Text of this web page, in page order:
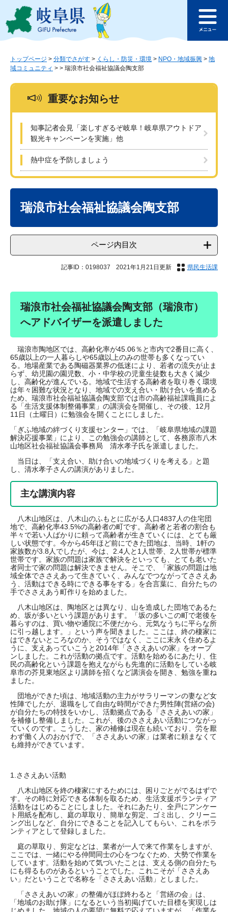
ジ
ュ
このページの本文へ
ュ
トップページ > 分類でさがす > くらし・防災・環境 > NPO・地域振興 > 地
域コミュニティ > > 瑞浪市社会福祉協議会陶支部
重要なお知らせ
知事記者会見「楽しすぎるぞ岐阜！岐阜県アウトドア
観光キャンペーンを実施」他
熱中症を予防しましょう
瑞浪市社会福祉協議会陶支部
ページ内目次
記事ID：0198037 2021年1月21日更新 県民生活課
瑞浪市社会福祉協議会陶支部（瑞浪市）
へアドバイザーを派遣しました
瑞浪市陶地区では、高齢化率が45.06％と市内で2番目に高く、
65歳以上の一人暮らしや65歳以上のみの世帯も多くなってい
る。地場産業である陶磁器業界の低迷により、若者の流失が止ま
らず、幼児園の園児数、小・中学校の児童生徒数も大きく減少
し、高齢化が進んでいる。地域で生活する高齢者を取り巻く環境
は年々困難な状況となり、地域での支え合い・助け合いを進める
ため、瑞浪市社会福祉協議会陶支部では市の高齢福祉課職員によ
る「生活支援体制整備事業」の講演会を開催し、その後、12月
11日（土曜日）に勉強会を開くことにしました。
「ぎふ地域の絆づくり支援センター」では、「岐阜県地域の課題
解決応援事業」により、この勉強会の講師として、各務原市八木
山地区社会福祉協議会事務局 清水孝子氏を派遣しました。
当日は、「支え合い、助け合いの地域づくりを考える」と題
し、清水孝子さんの講演がありました。
主な講演内容
八木山地区は、八木山のふもとに広がる人口4837人の住宅団
地で、高齢化率43.5%の高齢者の町です。高齢者と若者の割合も
半々で若い人ばかりに頼って高齢者が生きていくには、とても厳
しい状態です。今から45年ほど前にできた団地は、当時、1軒の
家族数が3.8人でしたが、今は、2.4人と1人世帯、2人世帯が標準
世帯です。家族の問題は家族で解決をといっても、とても老いた
者同士で家の問題は解決できません。そこで、「家族の問題は地
域全体でささえあって生きていく、みんなでつながってささえあ
う、活動はできる時にできる事をする」を合言葉に、自分たちの
手でささえあう町作りを始めました。
八木山地区は、陶地区とは異なり、山を造成した団地であるた
め、坂が多いという課題があります。「坂の多いこの町で老後を
暮らすのは、買い物や通院に不便だから、元気なうちに平らな所
に引っ越します。」という声を聞きました。ここは、終の棲家に
はできないところなのか、そうではなく、ここに末永く住めるよ
うに、支えあっていこうと2014年「ささえあいの家」をオープ
ンしました。これが活動の拠点です。活動を始めるにあたり、住
民の高齢化という課題を抱えながらも先進的に活動をしている岐
阜市の芥見東地区より講師を招くなど講演会を開き、勉強を重ね
ました。
団地ができた頃は、地域活動の主力がサラリーマンの妻など女
性陣でしたが、退職をして自由な時間ができた男性陣(営繕の会)
が自分たちの特技をいかし、活動拠点である「ささえあいの家」
を補修し整備しました。これが、後のささえあい活動につながっ
ていくのです。こうした、家の補修は現在も続いており、労を厭
わず働く人のおかげで、「ささえあいの家」は業者に頼まなくて
も維持ができています。
1.ささえあい活動
八木山地区を終の棲家にするためには、困りごとがでるはずで
す。その時に対応できる体制を取るため、生活支援ボランティア
活動をはじめることにしました。それにあたり、全戸にアンケー
ト用紙を配布し、庭の草取り、簡単な剪定、ゴミ出し、クリーニ
ング出しなど、自分にできることを記入してもらい、これをボラ
ンティアとして登録しました。
庭の草取り、剪定などは、業者が一人で来て作業をしますが、
ここでは、一緒にやる仲間同士の心をつなぐため、大勢で作業を
しています。活動を始めて気づいたことは、支える側の自分たち
にも得るものがあるということでした。これこそが「ささえあ
い」だということで名称を「ささえあい活動」としました。
「ささえあいの家」の整備がほぼ終わると「営繕の会」は、
「地域のお助け隊」になるという当初掲げていた目標を実現しは